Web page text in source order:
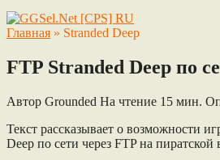
Главная » Stranded Deep
FTP Stranded Deep по
Автор Grounded На чтение 15 мин.
Текст рассказывает о возможности
Deep по сети через FTP на пиратской